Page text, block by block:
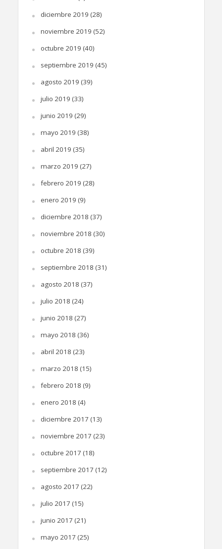
diciembre 2019 (28)
noviembre 2019 (52)
octubre 2019 (40)
septiembre 2019 (45)
agosto 2019 (39)
julio 2019 (33)
junio 2019 (29)
mayo 2019 (38)
abril 2019 (35)
marzo 2019 (27)
febrero 2019 (28)
enero 2019 (9)
diciembre 2018 (37)
noviembre 2018 (30)
octubre 2018 (39)
septiembre 2018 (31)
agosto 2018 (37)
julio 2018 (24)
junio 2018 (27)
mayo 2018 (36)
abril 2018 (23)
marzo 2018 (15)
febrero 2018 (9)
enero 2018 (4)
diciembre 2017 (13)
noviembre 2017 (23)
octubre 2017 (18)
septiembre 2017 (12)
agosto 2017 (22)
julio 2017 (15)
junio 2017 (21)
mayo 2017 (25)